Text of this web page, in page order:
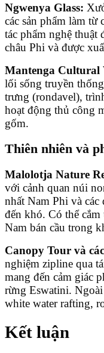
Ngwenya Glass:
các sản phẩm làm từ
tác phẩm nghệ
châu Phi và được
Mantenga Cultural
lối sống truyền
trưng (rondavel),
hoạt động thủ công
gốm.
Thiên nhiên và
Malolotja Nature
với cảnh quan núi
nhất Nam Phi và
đến khó. Có thể cắm
Nam bán cầu trong
Canopy Tour và
nghiệm zipline qua
mang đến cảm giác
rừng Eswatini.
white water rafting,
Kết luận